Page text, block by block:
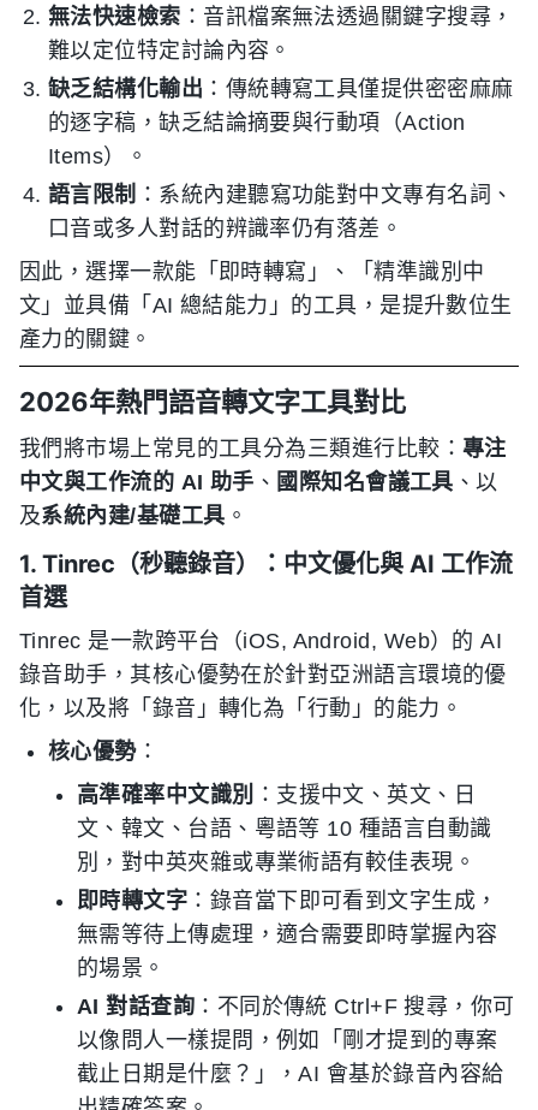
無法快速檢索 ：音訊檔案無法透過關鍵字搜尋，
難以定位特定討論內容。
缺乏結構化輸出 ：傳統轉寫工具僅提供密密麻麻
的逐字稿，缺乏結論摘要與行動項（Action
Items）。
語言限制 ：系統內建聽寫功能對中文專有名詞、
口音或多人對話的辨識率仍有落差。
因此，選擇一款能「即時轉寫」、「精準識別中
文」並具備「AI 總結能力」的工具，是提升數位生
產力的關鍵。
2026年熱門語音轉文字工具對比
我們將市場上常見的工具分為三類進行比較： 專注
中文與工作流的 AI 助手 、 國際知名會議工具 、以
及系統內建/基礎工具 。
1. Tinrec（秒聽錄音）：中文優化與 AI 工作流
首選
Tinrec 是一款跨平台（iOS, Android, Web）的 AI
錄音助手，其核心優勢在於針對亞洲語言環境的優
化，以及將「錄音」轉化為「行動」的能力。
核心優勢：
高準確率中文識別
：支援中文、英文、日
文、韓文、台語、粵語等 10 種語言自動識
別，對中英夾雜或專業術語有較佳表現。
即時轉文字 ：錄音當下即可看到文字生成，
無需等待上傳處理，適合需要即時掌握內容
的場景。
AI 對話查詢 ：不同於傳統 Ctrl+F 搜尋，你可
以像問人一樣提問，例如「剛才提到的專案
截止日期是什麼？」，AI 會基於錄音內容給